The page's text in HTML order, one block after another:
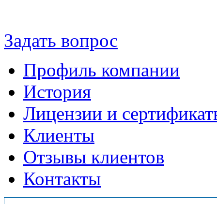
Задать вопрос
Профиль компании
История
Лицензии и
Клиенты
Отзывы клиентов
Контакты